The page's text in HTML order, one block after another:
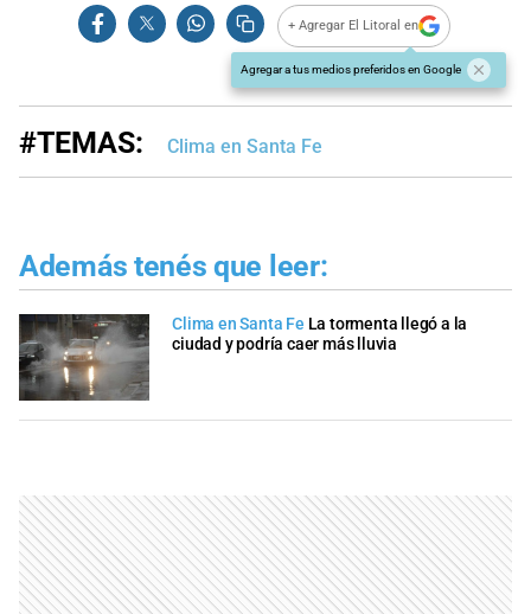
+ Agregar El Litoral en
Agregar a tus medios preferidos en Google
#TEMAS: Clima en Santa Fe
Además tenés que leer:
Clima en Santa Fe La tormenta llegó a la
ciudad y podría caer más lluvia